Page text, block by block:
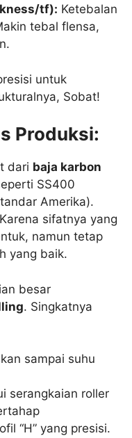
tf): Ketebalan
tebal flensa,
untuk
Sobat!
Produksi:
dari baja karbon
SS400
Amerika).
sifatnya yang
namun tetap
yang baik.
besar
. Singkatnya
sampai suhu
serangkaian roller
“H” yang presisi.